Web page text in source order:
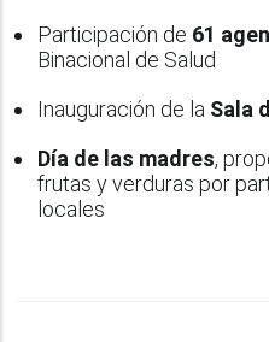
Participación de 61
Binacional de Salud
Inauguración de la Sala
Día de las madres,
frutas y verduras por
locales